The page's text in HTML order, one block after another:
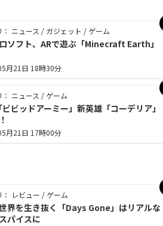
： ニュース / ガジェット / ゲーム
ソフト、ARで遊ぶ「Minecraft Earth」
月21日 18時30分
： ニュース / ゲーム
ビッドアーミー」新英雄「コーデリア」
月21日 17時00分
： レビュー / ゲーム
界を生き抜く「Days Gone」はリアルな
パイスに